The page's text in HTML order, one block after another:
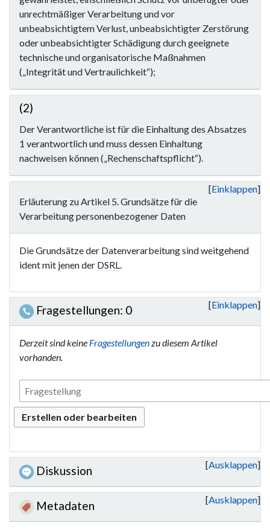
unrechtmäßigerVerarbeitungund vor
unbeabsichtigtem Verlust, unbeabsichtigter Zerstörung
oder unbeabsichtigter Schädigung durch geeignete
technische und organisatorische Maßnahmen
(„Integrität und Vertraulichkeit“);
(2)
Der Verantwortliche ist für die Einhaltung des Absatzes
1 verantwortlich und muss dessen Einhaltung
nachweisen können („Rechenschaftspflicht“).
Einklappen
Erläuterung zu Artikel 5. Grundsätze für die
Verarbeitung personenbezogener Daten
Die Grundsätze der Datenverarbeitung sind weitgehend
ident mit jenen der DSRL
Einklappen
Fragestellungen: 0
Derzeit sind keine Fragestellungenzu diesem Artikel
vorhanden.
Erstellen oder bearbeiten
Ausklappen
Diskussion
Ausklappen
Metadaten